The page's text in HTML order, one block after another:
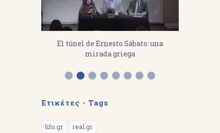
El túnel de Ernesto Sábato: una
mirada griega
Ετικέτες - Tags
lifo.gr
real.gr